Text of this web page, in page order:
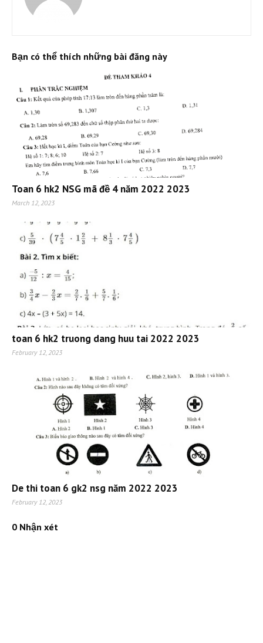
Bạn có thể thích những bài đăng này
Toan 6 hk2 NSG mã đề 4 năm 2022 2023
March 12, 2023
toan 6 hk2 truong dang huu tai 2022 2023
February 12, 2023
De thi toan 6 gk2 nsg năm 2022 2023
February 12, 2023
0 Nhận xét